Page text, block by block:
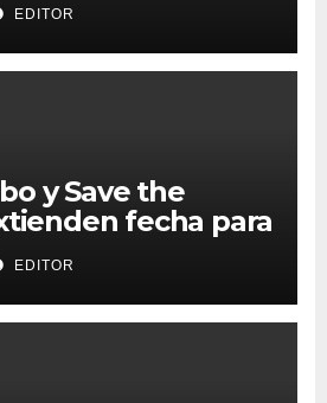
EDITOR
y Save the
fecha para
de
EDITOR